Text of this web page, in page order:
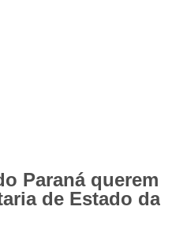
Paraná querem
de Estado da